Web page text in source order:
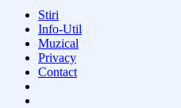
Stiri
Info-Util
Muzical
Privacy
Contact